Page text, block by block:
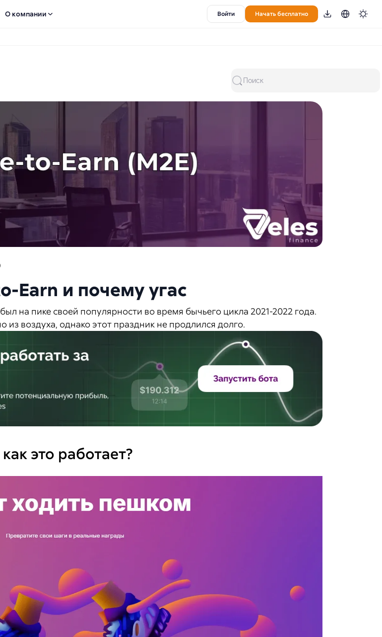
О компании Войти Начать бесплатно
Поиск
Earn и почему угас
на пике своей популярности во время бычьего цикла 2021-2022 года.
из воздуха, однако этот праздник не продлился долго.
это работает?